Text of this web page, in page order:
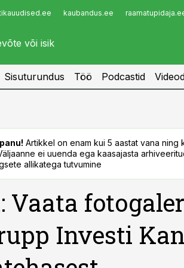
kaubandus.ee
Infopank
Sisuturundus Töö Podcastid
Artikkel on enam kui 5 aastat vana ning
ei uuenda ega kaasajasta
allikatega tutvumine
Vaata
Investi